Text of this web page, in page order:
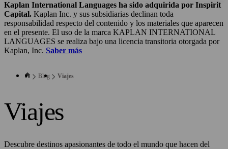
Kaplan International Languages ha sido adquirida por Inspirit
Capital. Kaplan Inc. y sus subsidiarias declinan toda
responsabilidad respecto del contenido y los materiales que aparecen
en el presente. El uso de la marca KAPLAN INTERNATIONAL
LANGUAGES se realiza bajo una licencia transitoria otorgada por
Kaplan, Inc. Saber más
Blog Viajes
Viajes
Descubre destinos apasionantes de todo el mundo que hacen del